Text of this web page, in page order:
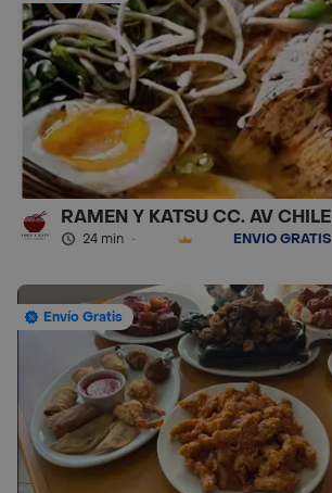
RAMEN Y KATSU CC. AV CHILE
24 min · ENVÍO GRATIS
Envío Gratis